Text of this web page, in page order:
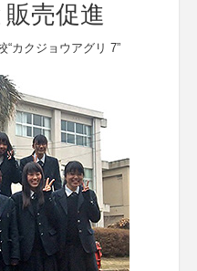
売促進
“カクジョウアグリ 7”